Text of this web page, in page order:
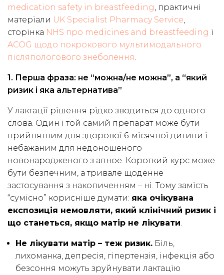
medication safety in breastfeeding , практичні
матеріали UK Specialist Pharmacy Service
сторінка NHS про medicines and breastfeeding і
ACOG щодо покрокового мультимодального
післяпологового знеболення
1. Перша фраза: не “можна/не можна”, а “який
ризик і яка альтернатива”
У лактації рішення рідко зводиться до одного
слова. Один і той самий препарат може бути
прийнятним для здорової 6-місячної дитини і
небажаним для недоношеного
новонародженого з апное. Короткий курс може
бути безпечним, а тривале щоденне
застосування з накопиченням – ні. Тому замість
“сумісно” корисніше думати: яка очікувана
експозиція немовляти, який клінічний ризик і
що станеться, якщо матір не лікувати
Не лікувати матір – теж ризик. Біль,
лихоманка, депресія, гіпертензія, інфекція або
безсоння можуть зруйнувати лактацію